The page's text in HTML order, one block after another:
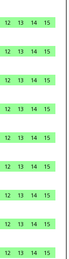
12 13 14
15
12 13 14
15
12 13 14
15
12 13 14
15
12 13 14
15
12 13 14
15
12 13 14
15
12 13 14
15
12 13 14
15